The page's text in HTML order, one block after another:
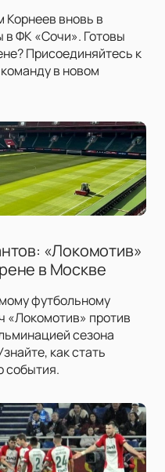
вновь в
ФК «Сочи». Готовы
Присоединяйтесь к
в новом
«Локомотив»
в Москве
футбольному
против
сезона
как стать
события.